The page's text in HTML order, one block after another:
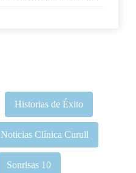
Historias de Éxito
Noticias Clínica Curull
Sonrisas 10